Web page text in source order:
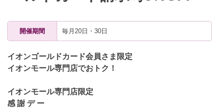
開催期間 毎月20日・30日
イオンゴールドカード会員さま限定
イオンモール専門店でおトク！
イオンモール専門店限定
感 謝 デ ー